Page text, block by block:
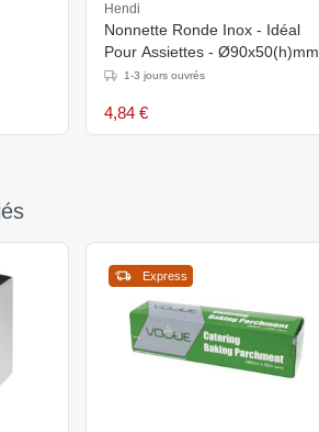
Hendi
Nonnette Ronde Inox - Idéal
Pour Assiettes - Ø90x50(h)mm
1-3 jours ouvrés
4,84 €
Express